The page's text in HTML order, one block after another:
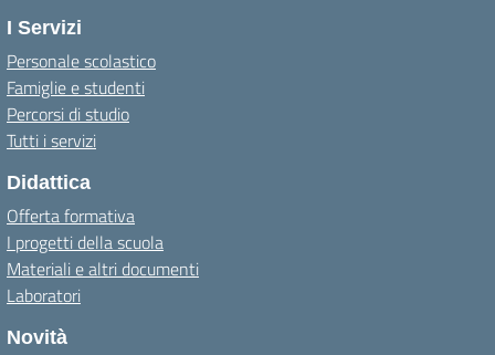
I Servizi
Personale scolastico
Famiglie e studenti
Percorsi di studio
Tutti i servizi
Didattica
Offerta formativa
I progetti della scuola
Materiali e altri documenti
Laboratori
Novità